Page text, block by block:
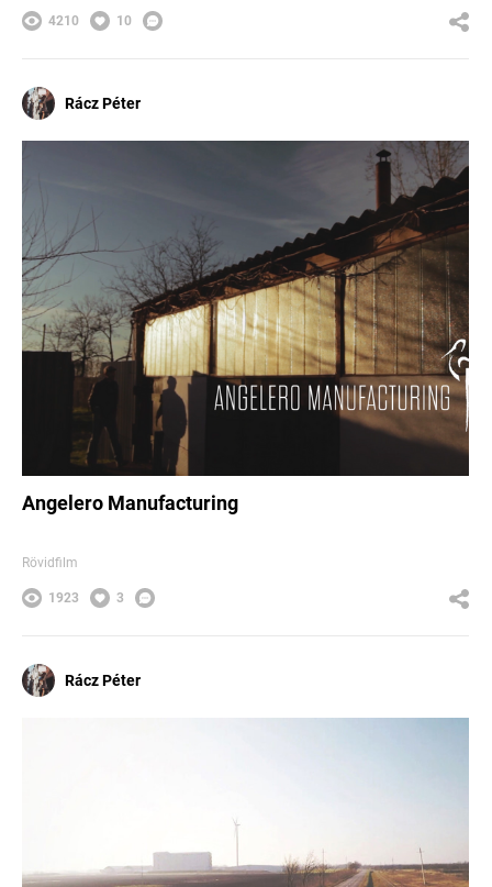
4210 10
Rácz Péter
Angelero Manufacturing
Rövidfilm
1923 3
Rácz Péter